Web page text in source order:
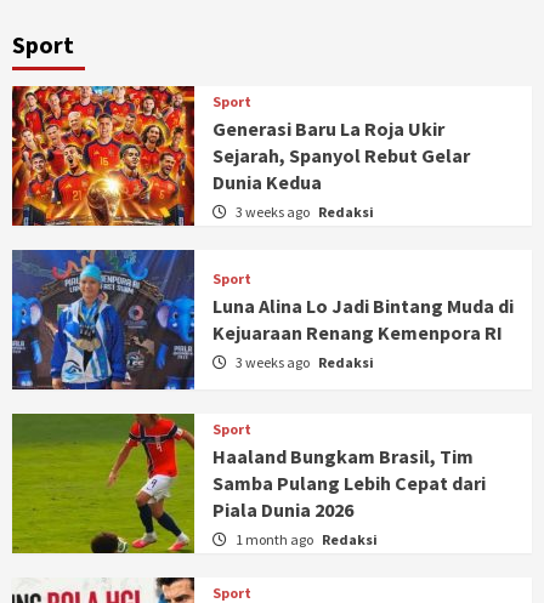
Sport
Sport
Generasi Baru La Roja Ukir
Sejarah, Spanyol Rebut Gelar
Dunia Kedua
3 weeks ago Redaksi
Sport
Luna Alina Lo Jadi Bintang Muda di
Kejuaraan Renang Kemenpora RI
3 weeks ago Redaksi
Sport
Haaland Bungkam Brasil, Tim
Samba Pulang Lebih Cepat dari
Piala Dunia 2026
1 month ago Redaksi
Sport